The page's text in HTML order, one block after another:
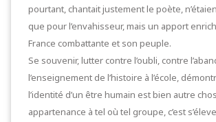
pourtant, chantait justement le poète,
que pour l’envahisseur, mais un apport
France combattante et son peuple.
Se souvenir, lutter contre l’oubli, contre
l’enseignement de l’histoire à l’école,
l’identité d’un être humain est bien autre
appartenance à tel où tel groupe, c’est